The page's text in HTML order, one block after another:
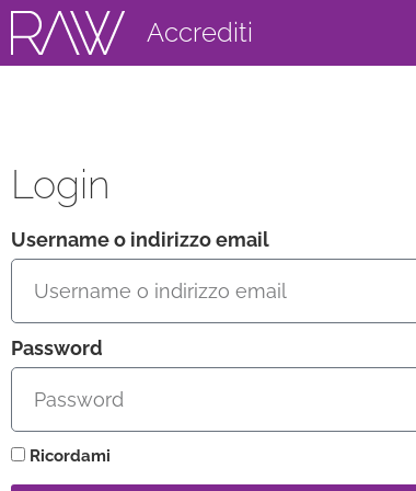
Accrediti
Login
Username o indirizzo email
Password
Ricordami